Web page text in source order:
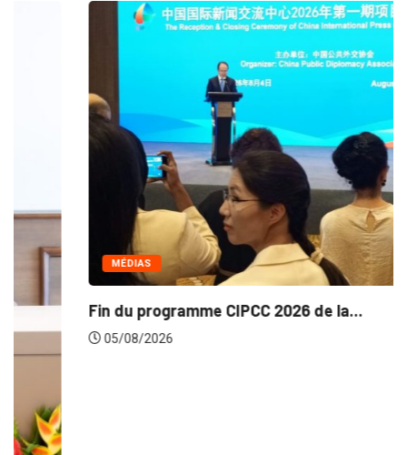
Fin du programme CIPCC 2026 de la...
05/08/2026